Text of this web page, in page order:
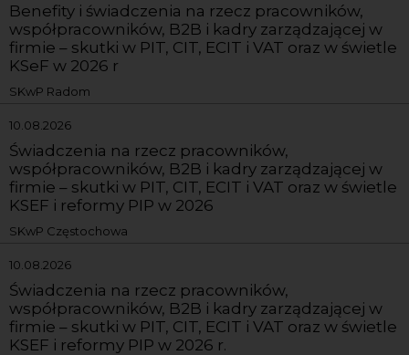
Benefity i świadczenia na rzecz pracowników,
współpracowników, B2B i kadry zarządzającej w
firmie – skutki w PIT, CIT, ECIT i VAT oraz w świetle
KSeF w 2026 r
SKwP Radom
10.08.2026
Świadczenia na rzecz pracowników,
współpracowników, B2B i kadry zarządzającej w
firmie – skutki w PIT, CIT, ECIT i VAT oraz w świetle
KSEF i reformy PIP w 2026
SKwP Częstochowa
10.08.2026
Świadczenia na rzecz pracowników,
współpracowników, B2B i kadry zarządzającej w
firmie – skutki w PIT, CIT, ECIT i VAT oraz w świetle
KSEF i reformy PIP w 2026 r.